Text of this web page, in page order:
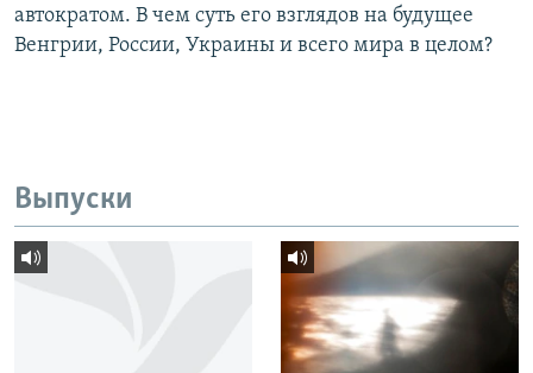
автократом. В чем суть его взглядов на будущее
Венгрии, России, Украины и всего мира в целом?
Выпуски